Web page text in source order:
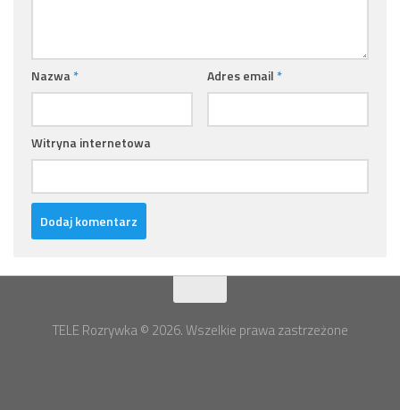
Nazwa* Adres email*
Witryna internetowa
TELE Rozrywka © 2026. Wszelkie prawa zastrzeżone